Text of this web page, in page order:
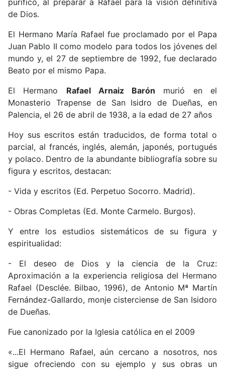
purificó, al preparar a Rafael para la visión definitiva
de Dios.
El Hermano María Rafael fue proclamado por el Papa
Juan Pablo II como modelo para todos los jóvenes del
mundo y, el 27 de septiembre de 1992, fue declarado
Beato por el mismo Papa.
El Hermano Rafael Arnaiz Barón murió en el
Monasterio Trapense de San Isidro de Dueñas, en
Palencia, el 26 de abril de 1938, a la edad de 27 años
Hoy sus escritos están traducidos, de forma total o
parcial, al francés, inglés, alemán, japonés, portugués
y polaco. Dentro de la abundante bibliografía sobre su
figura y escritos, destacan:
- Vida y escritos (Ed. Perpetuo Socorro. Madrid).
- Obras Completas (Ed. Monte Carmelo. Burgos).
Y entre los estudios sistemáticos de su figura y
espiritualidad:
- El deseo de Dios y la ciencia de la Cruz:
Aproximación a la experiencia religiosa del Hermano
Rafael (Desclée. Bilbao, 1996), de Antonio Mª Martín
Fernández-Gallardo, monje cisterciense de San Isidoro
de Dueñas.
Fue canonizado por la Iglesia católica en el 2009
«...El Hermano Rafael, aún cercano a nosotros, nos
sigue ofreciendo con su ejemplo y sus obras un